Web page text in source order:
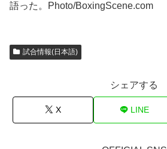
語った。Photo/BoxingScene.com
試合情報(日本語)
シェアする
X LINE